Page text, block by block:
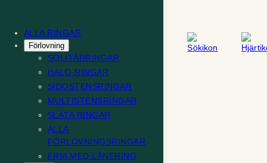
ALLA RINGAR
Förlovning
SOLITÄRRINGAR
HALO-RINGAR
SIDOSTENSRINGAR
MULTISTENSRINGAR
SLÄTA RINGAR
ALLA
FÖRLOVNINGSRINGAR
FRIA MED LÅNERING